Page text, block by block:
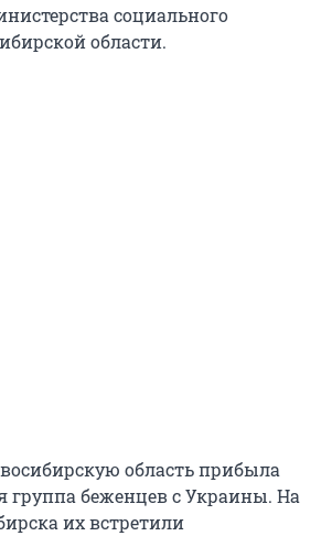
социального
области.
область прибыла
группа беженцев с Украины. На
их встретили